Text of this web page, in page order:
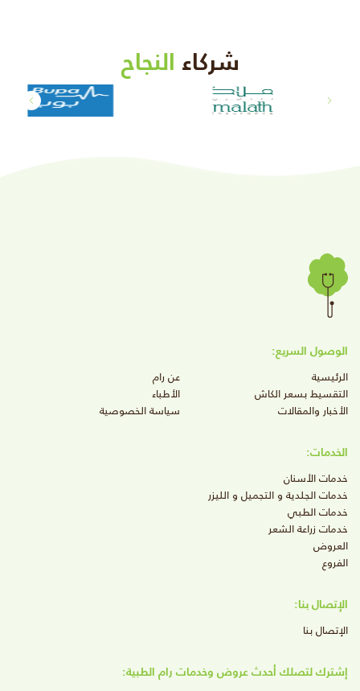
شركاء النجاح
الوصول السريع:
الرئيسية
عن رام
التقسيط بسعر الكاش
الأطباء
الأخبار والمقالات
سياسة الخصوصية
الخدمات:
خدمات الأسنان
خدمات الجلدية و التجميل و الليزر
خدمات الطبي
خدمات زراعة الشعر
العروض
الفروع
الإتصال بنا:
الإتصال بنا
إشترك لتصلك أحدث عروض وخدمات رام الطبية: